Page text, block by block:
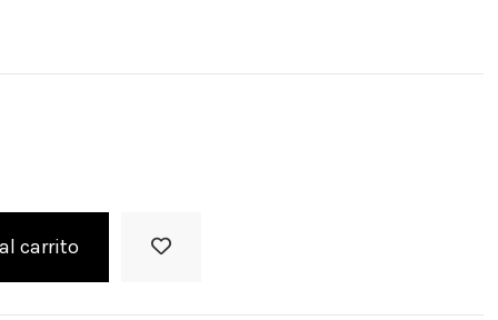
carrito